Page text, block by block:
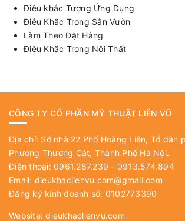
Điêu khắc Tượng Ứng Dụng
Điêu Khắc Trong Sân Vườn
Làm Theo Đặt Hàng
Điêu Khắc Trong Nội Thất
CÔNG TY CỔ PHẦN MỸ THUẬT LIÊN VŨ
Địa chỉ: Số nhà 22 Phố Hoàng Liên, Tổ dân
Phường Thượng Cát, Thành Phố Hà Nội.
Điện thoại: 0961.287.239 - 0913.574.894
Email: dieukhaclienvu.com@gmail.com
Đăng ký kinh doanh số: 0102773390
Website:dieukhaclienvu.com